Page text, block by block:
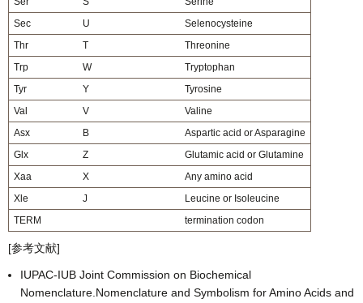
Sec
U
Selenocysteine
Thr
T
Threonine
Trp
W
Tryptophan
Tyr
Y
Tyrosine
Val
V
Valine
Asx
B
Aspartic acid or Asparagine
Glx
Z
Glutamic acid or Glutamine
Xaa
X
Any amino acid
Xle
J
Leucine or Isoleucine
TERM
termination codon
[参考文献]
IUPAC-IUB Joint Commission on Biochemical
Nomenclature.Nomenclature and Symbolism for Amino Acids and